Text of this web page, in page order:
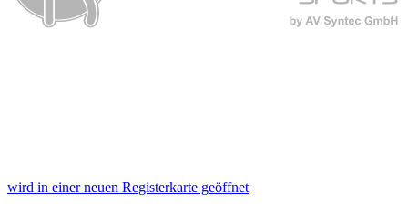
Footer aufgerufen und angepasst werden.
wird in einer neuen Registerkarte geöffnet